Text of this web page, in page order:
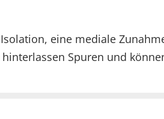
eine mediale
Spuren und